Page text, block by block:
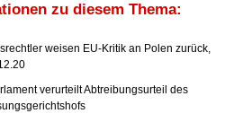
zu diesem Thema:
weisen EU-Kritik an Polen zurück,
verurteilt Abtreibungsurteil des